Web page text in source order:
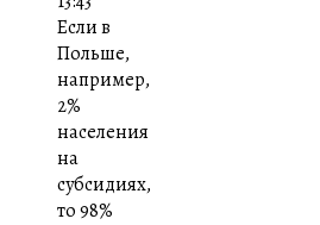
Если в
Польше,
например,
2%
населения
на
субсидиях,
то 98%